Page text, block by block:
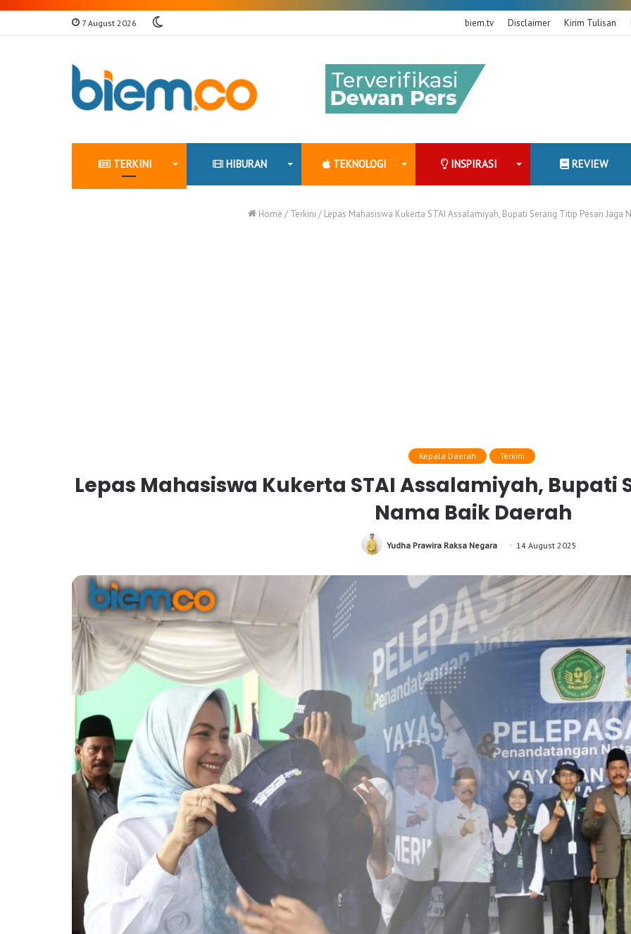
7 August 2026 biem.tv Disclaimer Kirim Tulisan
TERKINI HIBURAN TEKNOLOGI INSPIRASI REVIEW
Home / Terkini / Lepas Mahasiswa Kukerta STAI Assalamiyah, Bupati Serang Titip Pesan Jaga
Kepala Daerah Terkini
Lepas Mahasiswa Kukerta STAI Assalamiyah, Bupati
Nama Baik Daerah
Yudha Prawira Raksa Negara 14 August 2025